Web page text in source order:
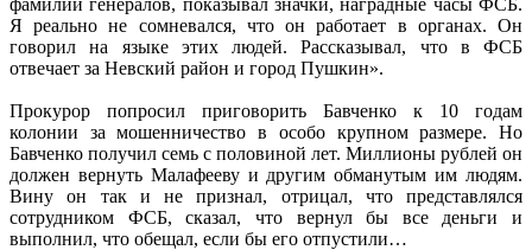
Я реально не сомневался, что он работает в органах. Он
говорил на языке этих людей. Рассказывал, что в ФСБ
отвечает за Невский район и город Пушкин».
Прокурор попросил приговорить Бавченко к 10 годам
колонии за мошенничество в особо крупном размере. Но
Бавченко получил семь с половиной лет. Миллионы рублей он
должен вернуть Малафееву и другим обманутым им людям.
Вину он так и не признал, отрицал, что представлялся
сотрудником ФСБ, сказал, что вернул бы все деньги и
выполнил, что обещал, если бы его отпустили…